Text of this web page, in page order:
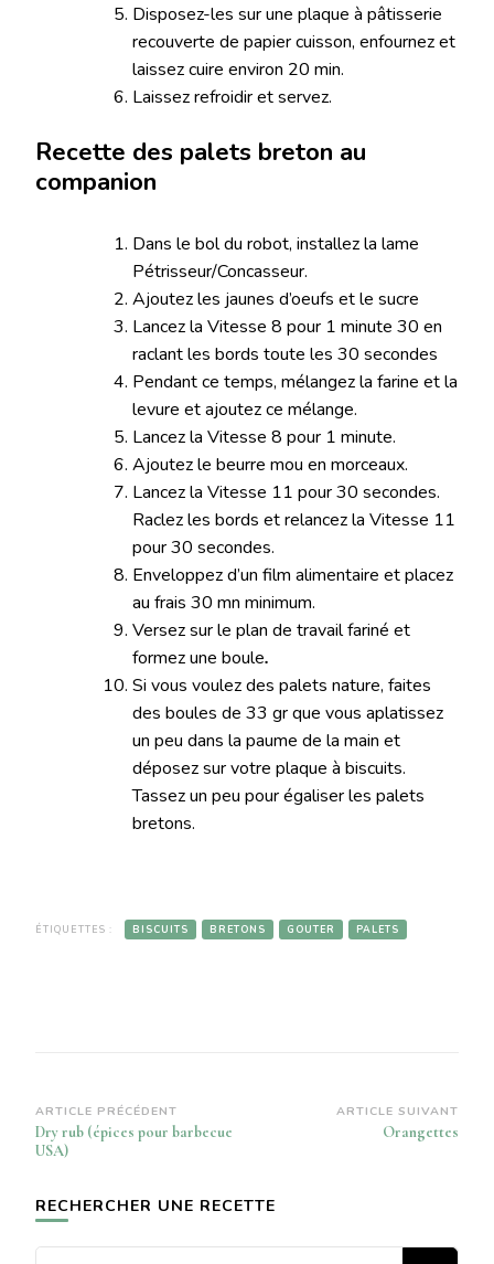
Disposez-les sur une plaque à pâtisserie
recouverte de papier cuisson, enfournez et
laissez cuire environ 20 min.
Laissez refroidir et servez.
Recette des palets breton au
companion
Dans le bol du robot, installez la lame
Pétrisseur/Concasseur.
Ajoutez les jaunes d’oeufs et le sucre
Lancez la Vitesse 8 pour 1 minute 30 en
raclant les bords toute les 30 secondes
Pendant ce temps, mélangez la farine et la
levure et ajoutez ce mélange.
Lancez la Vitesse 8 pour 1 minute.
Ajoutez le beurre mou en morceaux.
Lancez la Vitesse 11 pour 30 secondes.
Raclez les bords et relancez la Vitesse 11
pour 30 secondes.
Enveloppez d’un film alimentaire et placez
au frais 30 mn minimum.
Versez sur le plan de travail fariné et
formez une boule.
Si vous voulez des palets nature, faites
des boules de 33 gr que vous aplatissez
un peu dans la paume de la main et
déposez sur votre plaque à biscuits.
Tassez un peu pour égaliser les palets
bretons.
ÉTIQUETTES : BISCUITS BRETONS GOUTER PALETS
Navigation
d’article
ARTICLE PRÉCÉDENT
Dry rub (épices pour barbecue
USA)
ARTICLE SUIVANT
Orangettes
RECHERCHER UNE RECETTE